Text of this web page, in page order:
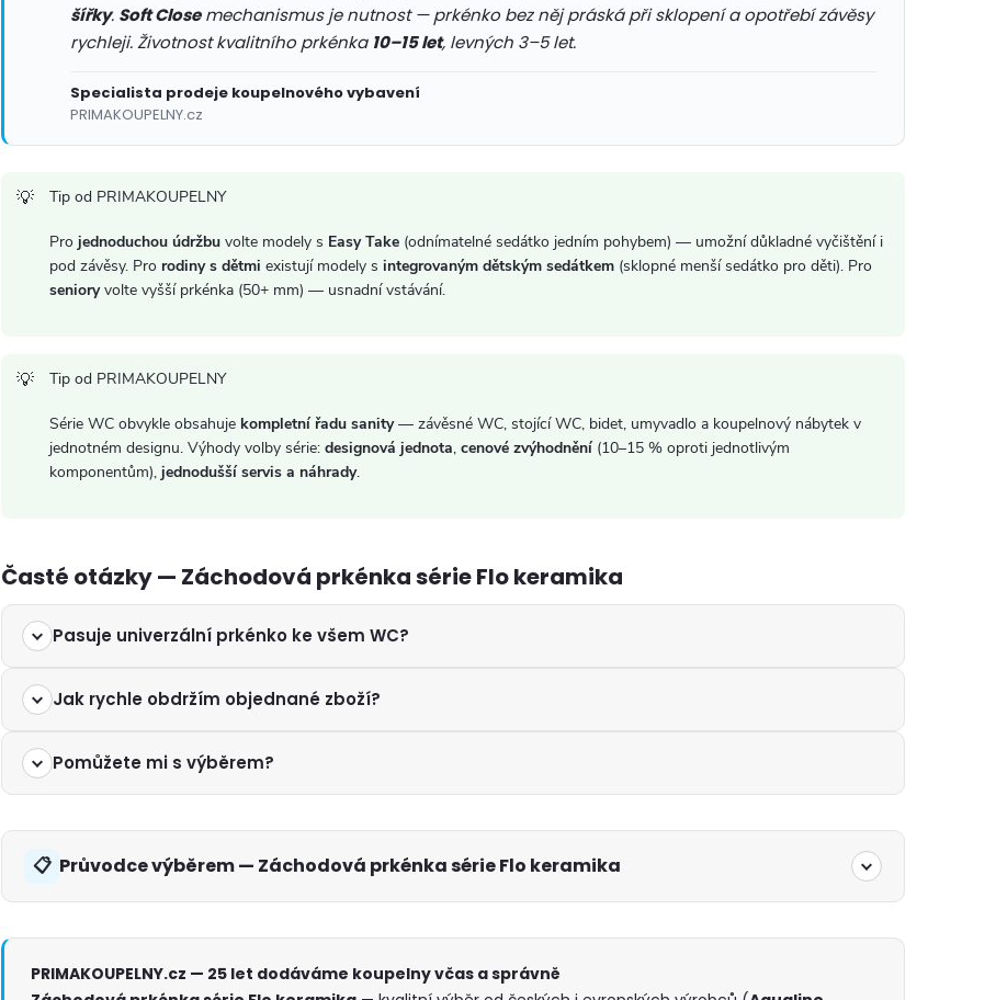
y
v
s
šířky. Soft Closemechanismus je nutnost — prkénko bez něj práská při sklopení a opotřebí závěsy
rychleji. Životnost kvalitního prkénka 10–15 let, levných 3–5 let.
Specialista prodeje koupelnového vybavení
PRIMAKOUPELNY.cz
Tip od PRIMAKOUPELNY
Pro jednoduchou údržbu volte modely s Easy Take (odnímatelné sedátko jedním pohybem) — umožní důkladné vyčištění i
pod závěsy. Pro rodiny s dětmi existují modely s integrovaným dětským sedátkem (sklopné menší sedátko pro děti). Pro
senioryvolte vyšší prkénka (50+ mm) — usnadní vstávání.
Tip od PRIMAKOUPELNY
Série WC obvykle obsahuje kompletní řadu sanity— závěsné WC, stojící WC, bidet, umyvadlo a koupelnový nábytek v
jednotném designu. Výhody volby série: designová jednota, cenové zvýhodnění (10–15 % oproti jednotlivým
komponentům), jednodušší servis a náhrady.
Časté otázky — Záchodová prkénka série Flo keramika
Pasuje univerzální prkénko ke všem WC?
Jak rychle obdržím objednané zboží?
Pomůžete mi s výběrem?
Průvodce výběrem — Záchodová prkénka série Flo keramika
PRIMAKOUPELNY.cz — 25 let dodáváme koupelny včas a správně